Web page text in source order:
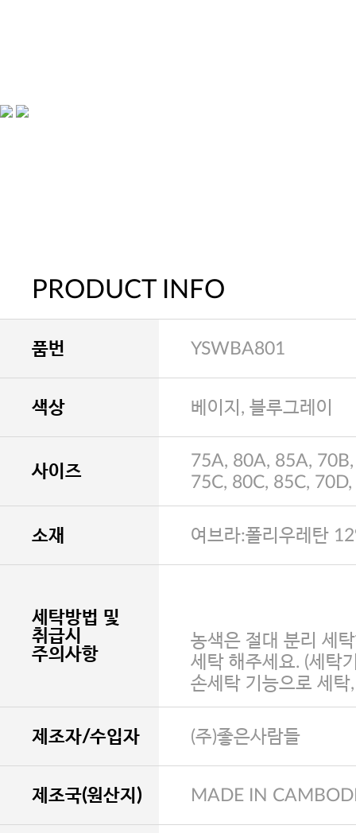
PRODUCT INFO
품번 YSWBA801
색상 베이지, 블루그레이
사이즈
75A, 80A, 85A,
75C, 80C, 85C,
소재 여브라:폴리우레탄
세탁방법 및
취급시
주의사항
농색은 절대 분리 세
세탁 해주세요. (세탁
손세탁 기능으로 세탁
제조자/수입자 (주)좋은사람들
제조국(원산지) MADE IN